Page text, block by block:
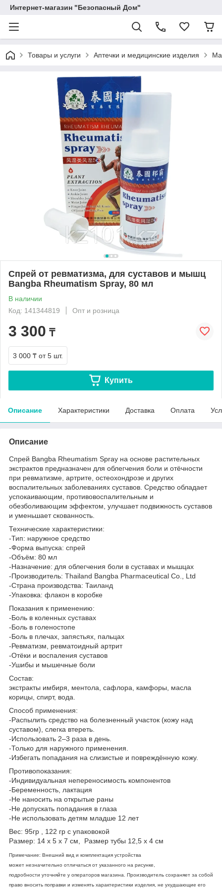
Интернет-магазин "Безопасный Дом"
Товары и услуги Аптечки и медицинские изделия
Спрей от ревматизма, для суставов и мышц
Bangba Rheumatism Spray, 80 мл
В наличии
Код: 141344819
Опт и розница
3 300 ₸
3 000 ₸ от 5 шт.
Купить
Описание Характеристики Доставка Оплата
Описание
Спрей Bangba Rheumatism Spray на основе растительных
экстрактов предназначен для облегчения боли и отёчности
при ревматизме, артрите, остеохондрозе и других
воспалительных заболеваниях суставов. Средство обладает
успокаивающим, противовоспалительным и
обезболивающим эффектом, улучшает подвижность суставов
и уменьшает скованность.
Технические характеристики:
-Тип: наружное средство
-Форма выпуска: спрей
-Объём: 80 мл
-Назначение: для облегчения боли в суставах и мышцах
-Производитель: Thailand Bangba Pharmaceutical Co., Ltd
-Страна производства: Таиланд
-Упаковка: флакон в коробке
Показания к применению:
-Боль в коленных суставах
-Боль в голеностопе
-Боль в плечах, запястьях, пальцах
-Ревматизм, ревматоидный артрит
-Отёки и воспаления суставов
-Ушибы и мышечные боли
Состав:
экстракты имбиря, ментола, сафлора, камфоры, масла
корицы, спирт, вода.
Способ применения:
-Распылить средство на болезненный участок (кожу над
суставом), слегка втереть.
-Использовать 2–3 раза в день.
-Только для наружного применения.
-Избегать попадания на слизистые и повреждённую кожу.
Противопоказания:
-Индивидуальная непереносимость компонентов
-Беременность, лактация
-Не наносить на открытые раны
-Не допускать попадания в глаза
-Не использовать детям младше 12 лет
Вес: 95гр , 122 гр с упаковокой
Размер: 14 x 5 x 7 см, Размер тубы 12,5 x 4 см
Примечание: Внешний вид и комплектация устройства
может незначительно отличаться от указанного на рисунке,
подробности уточняйте у операторов магазина. Производитель сохраняет за собой
право вносить поправки и изменять характеристики изделия, не ухудшающие его